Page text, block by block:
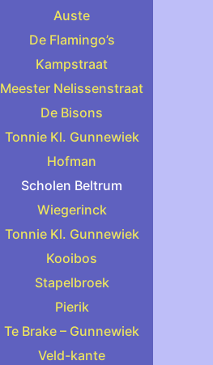
Auste
De Flamingo’s
Kampstraat
Meester Nelissenstraat
De Bisons
Tonnie Kl. Gunnewiek
Hofman
Scholen Beltrum
Wiegerinck
Tonnie Kl. Gunnewiek
Kooibos
Stapelbroek
Pierik
Te Brake – Gunnewiek
Veld-kante